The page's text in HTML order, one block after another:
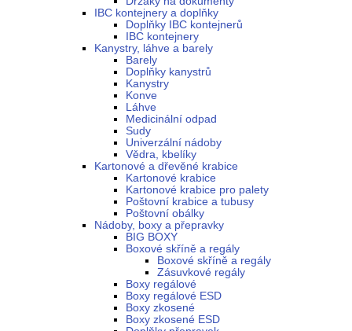
IBC kontejnery a doplňky
Doplňky IBC kontejnerů
IBC kontejnery
Kanystry, láhve a barely
Barely
Doplňky kanystrů
Kanystry
Konve
Láhve
Medicinální odpad
Sudy
Univerzální nádoby
Vědra, kbelíky
Kartonové a dřevěné krabice
Kartonové krabice
Kartonové krabice pro palety
Poštovní krabice a tubusy
Poštovní obálky
Nádoby, boxy a přepravky
BIG BOXY
Boxové skříně a regály
Boxové skříně a regály
Zásuvkové regály
Boxy regálové
Boxy regálové ESD
Boxy zkosené
Boxy zkosené ESD